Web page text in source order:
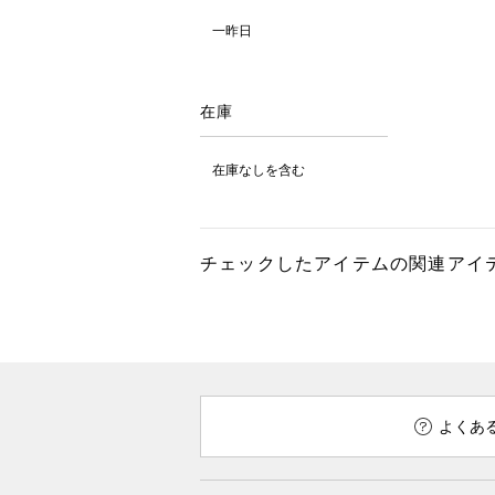
一昨日
在庫
在庫なしを含む
チェックしたアイテムの関連アイ
よくあ